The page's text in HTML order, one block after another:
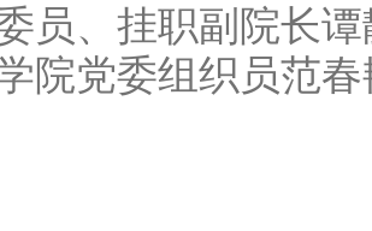
员、挂职副院长
院党委组织员范